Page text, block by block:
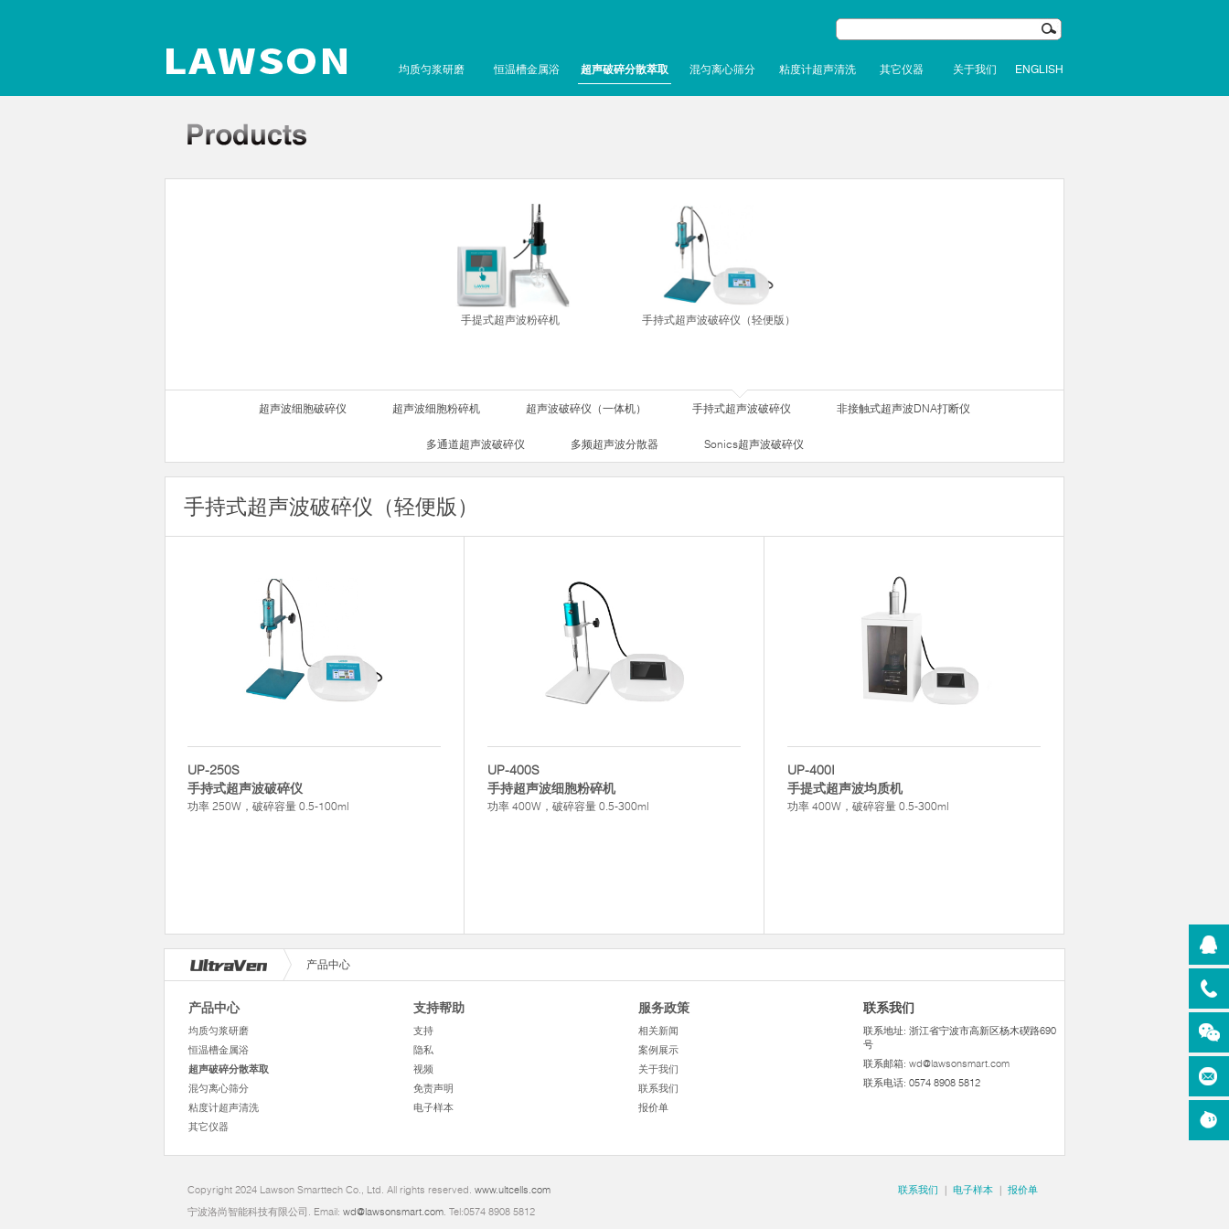
均质匀浆研磨 恒温槽金属浴 超声破碎分散萃取 混匀离心筛分 粘度计超声清洗 其它仪器 关于我们 ENGLISH
手提式超声波粉碎机 手持式超声波破碎仪（轻便版）
超声波细胞破碎仪 超声波细胞粉碎机 超声波破碎仪（一体机） 手持式超声波破碎仪 非接触式超声波DNA打断仪
多通道超声波破碎仪 多频超声波分散器 Sonics超声波破碎仪
手持式超声波破碎仪（轻便版）
UP-250S
手持式超声波破碎仪
功率 250W，破碎容量 0.5-100ml
UP-400S
手持超声波细胞粉碎机
功率 400W，破碎容量 0.5-300ml
UP-400I
手提式超声波均质机
功率 400W，破碎容量 0.5-300ml
产品中心
产品中心
均质匀浆研磨
恒温槽金属浴
超声破碎分散萃取
混匀离心筛分
粘度计超声清洗
其它仪器
支持帮助
支持
隐私
视频
免责声明
电子样本
服务政策
相关新闻
案例展示
关于我们
联系我们
报价单
联系我们
联系地址: 浙江省宁波市高新区杨木碶路690
号
联系邮箱: wd@lawsonsmart.com
联系电话: 0574 8908 5812
Copyright 2024 Lawson Smarttech Co., Ltd. All rights reserved. www.ultcells.com
宁波洛尚智能科技有限公司. Email: wd@lawsonsmart.com. Tel:0574 8908 5812
联系我们 | 电子样本 | 报价单